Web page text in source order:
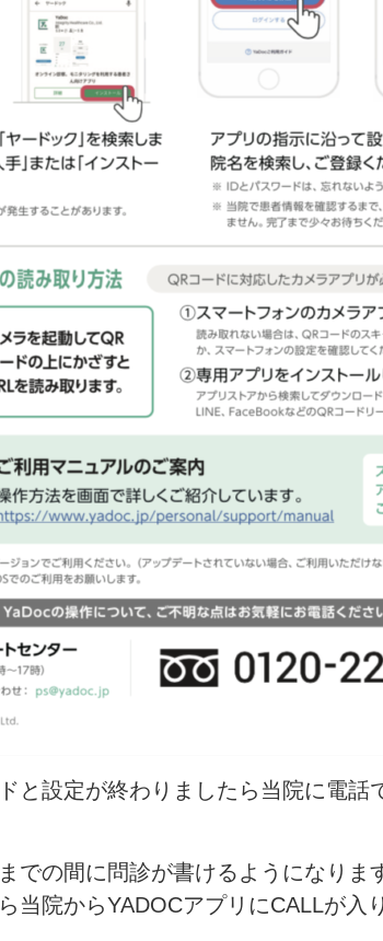
と設定が終わりましたら当院に電話
での間に問診が書けるようになりま
当院からYADOCアプリにCALLが入